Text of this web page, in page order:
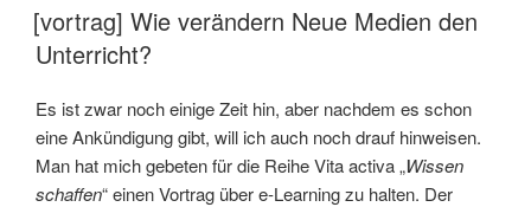
AM
[vortrag] Wie verändern Neue Medien den
Unterricht?
Es ist zwar noch einige Zeit hin, aber nachdem es schon
eine Ankündigung gibt, will ich auch noch drauf hinweisen.
Man hat mich gebeten für die Reihe Vita activa „Wissen
schaffen“ einen Vortrag über e-Learning zu halten. Der